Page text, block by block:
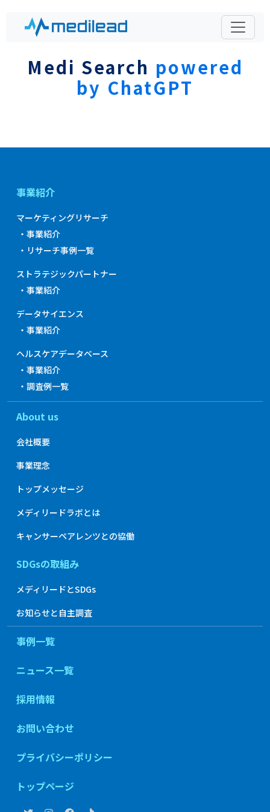
Medi Search powered
by ChatGPT
事業紹介
マーケティングリサーチ
・事業紹介
・リサーチ事例一覧
ストラテジックパートナー
・事業紹介
データサイエンス
・事業紹介
ヘルスケアデータベース
・事業紹介
・調査例一覧
About us
会社概要
事業理念
トップメッセージ
メディリードラボとは
キャンサーペアレンツとの協働
SDGsの取組み
メディリードとSDGs
お知らせと自主調査
事例一覧
ニュース一覧
採用情報
お問い合わせ
プライバシーポリシー
トップページ